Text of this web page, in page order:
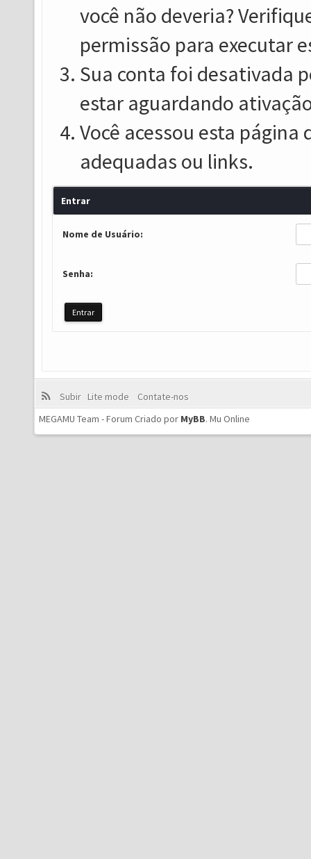
você não deveria?
permissão para executar
Sua conta foi desativada
estar aguardando
Você acessou esta
adequadas ou links.
Entrar
Nome de Usuário:
Senha:
Subir Lite mode
Contate-nos
MEGAMU Team - Forum Criado por MyBB. Mu Online